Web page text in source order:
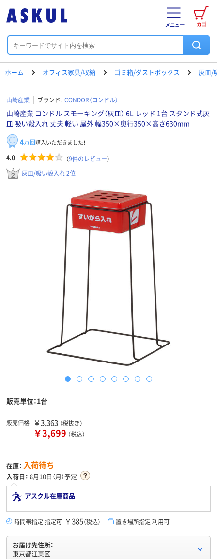
カゴ
メニュー
ホーム オフィス家具/収納 ゴミ箱/ダストボックス 灰皿/
山崎産業 ブランド： CONDOR（コンドル）
山崎産業 コンドル スモーキング（灰皿） 6L レッド 1台 スタンド式灰
皿 吸い殻入れ 丈夫 軽い 屋外 幅350×奥行350×高さ630mm
4万回購入いただきました！
4.0 （9件のレビュー）
灰皿/吸い殻入れ 2位
販売単位：1台
販売価格 ￥3,363 （税抜き）
￥3,699 （税込）
在庫： 入荷待ち
入荷日： 8月10日（月）予定
アスクル在庫商品
時間帯指定 指定可 ￥385（税込） 置き場所指定 利用可
お届け先住所：
東京都江東区